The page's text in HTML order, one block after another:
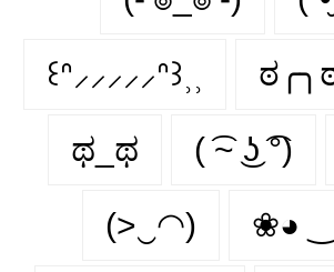
꒰ᐢ⸝⸝⸝⸝⸝ᐢ꒱⸒⸒
ಥ_ಥ ( ͡~ ͜ʖ ͡°)
(>‿◠) ❀◕